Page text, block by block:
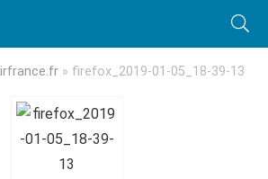
» firefox_2019-01-05_18-39-13